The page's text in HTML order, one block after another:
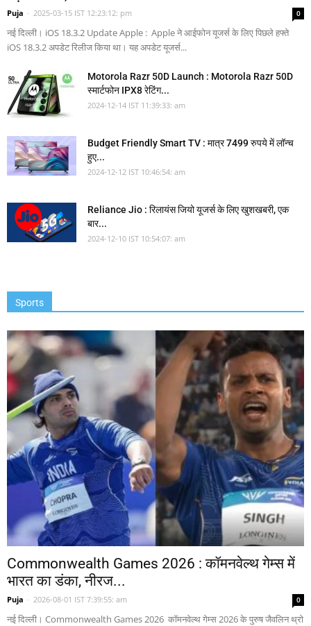
Puja - 2025-03-15 IST 12:23:12: pm 0
नई दिल्ली। iOS 18.3.2 Update Apple : Apple ने आईफोन यूजर्स के लिए पिछले हफ्ते
iOS 18.3.2 अपडेट रिलीज किया था। यह अपडेट यूजर्स...
Motorola Razr 50D Launch : Motorola Razr 50D
स्मार्टफोन IPX8 रेटिंग...
2024-12-14 IST 11:39:33: am
Budget Friendly Smart TV : मात्र 7499 रुपये में लॉन्च
हुए...
2024-12-12 IST 10:46:54: am
Reliance Jio : रिलायंस जियो यूजर्स के लिए खुशखबरी, एक
बार...
2024-12-10 IST 10:54:07: am
Sports
Commonwealth Games 2026 : कॉमनवेल्थ गेम्स में
भारत का डंका, नीरज...
Puja - 2026-08-01 IST 7:39:55: am 0
नई दिल्ली। Commonwealth Games 2026 कॉमनवेल्थ गेम्स 2026 के पुरुष जैवलिन थ्रो